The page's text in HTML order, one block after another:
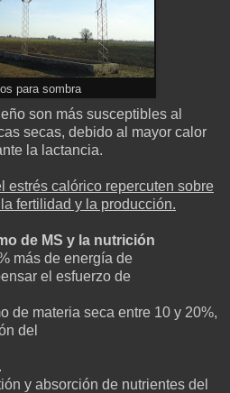
para sombra
son más susceptibles al
secas, debido al mayor calor
la lactancia.
estrés calórico repercuten sobre
fertilidad y la producción.
de MS y la nutrición
más de energía de
el esfuerzo de
de materia seca entre 10 y 20%,
del
y absorción de nutrientes del